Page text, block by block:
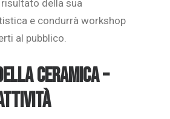
della sua
e condurrà workshop
al pubblico.
Ceramica –